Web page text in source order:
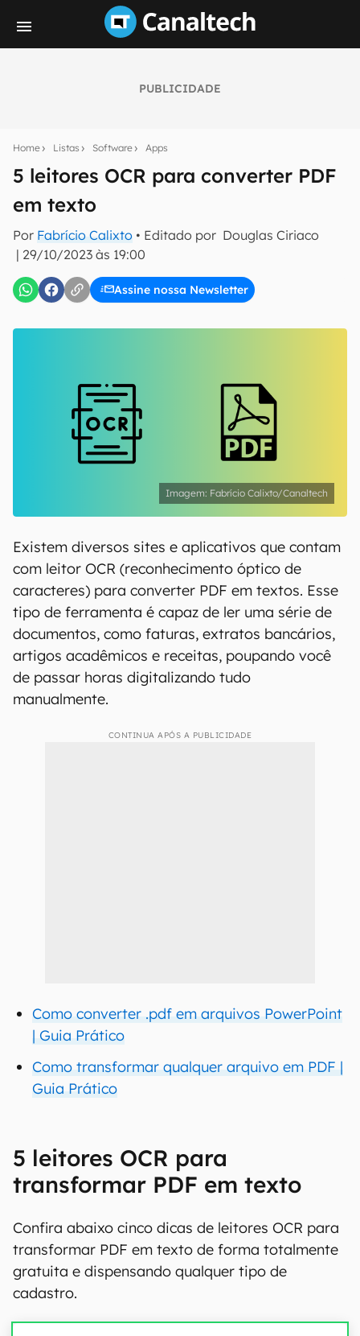
PUBLICIDADE
Home Listas Software Apps
5 leitores OCR para converter PDF
em texto
Por Fabrício Calixto • Editado por Douglas Ciriaco
| 29/10/2023 às 19:00
Assine nossa Newsletter
notícias e reviews sobre tecnologia em primeira
mão.
E-mail
Fabrício Calixto/Canaltech
Existem diversos sites e aplicativos que contam
com leitor OCR (reconhecimento óptico de
caracteres) para converter PDF em textos. Esse
tipo de ferramenta é capaz de ler uma série de
documentos, como faturas, extratos bancários,
artigos acadêmicos e receitas, poupando você
de passar horas digitalizando tudo
manualmente.
CONTINUA APÓS A PUBLICIDADE
Como converter .pdf em arquivos PowerPoint
| Guia Prático
Como transformar qualquer arquivo em PDF |
Guia Prático
5 leitores OCR para
transformar PDF em texto
Confira abaixo cinco dicas de leitores OCR para
transformar PDF em texto de forma totalmente
gratuita e dispensando qualquer tipo de
cadastro.